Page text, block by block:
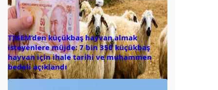
TİGEM’den küçükbaş hayvan almak
isteyenlere müjde: 7 bin 350 küçükbaş
hayvan için ihale tarihi ve muhammen
bedeli açıklandı